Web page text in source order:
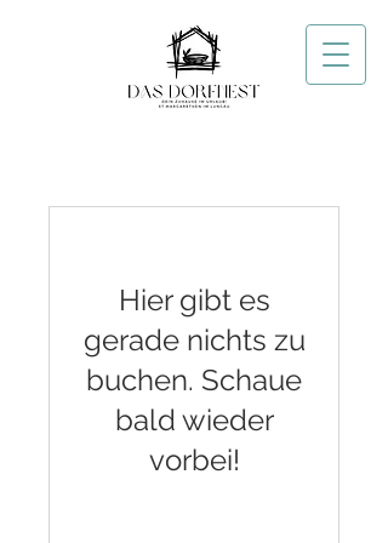
Hier gibt es
gerade nichts zu
buchen. Schaue
bald wieder
vorbei!